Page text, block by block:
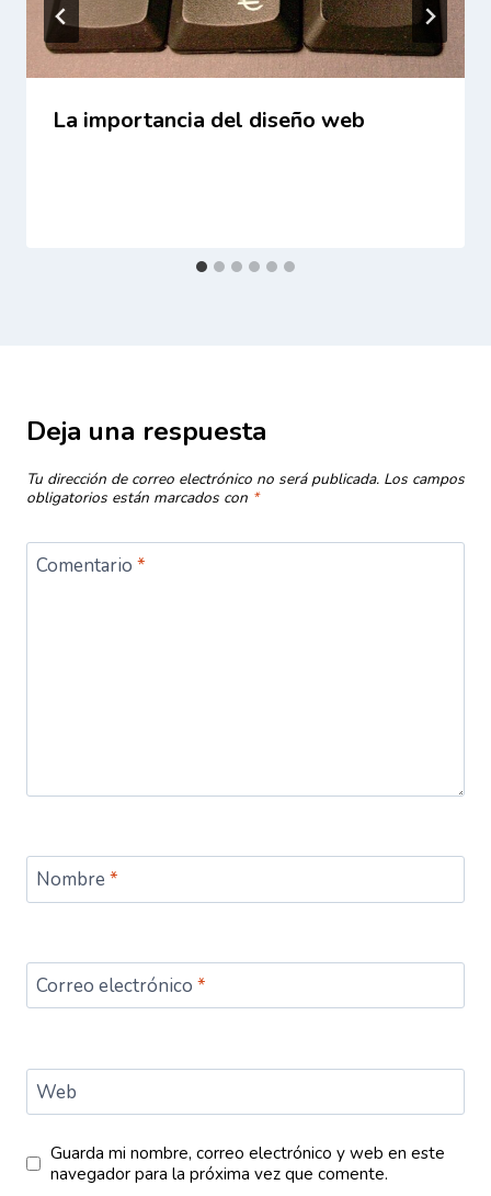
La importancia del diseño web
Deja una respuesta
Tu dirección de correo electrónico no será publicada. Los campos
obligatorios están marcados con *
Comentario *
Nombre *
Correo electrónico *
Web
Guarda mi nombre, correo electrónico y web en este
navegador para la próxima vez que comente.